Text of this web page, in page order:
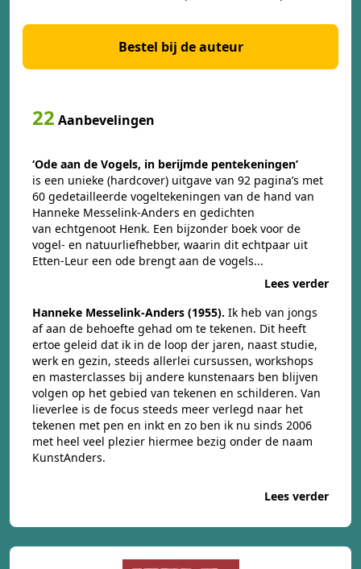
Bestel bij de auteur
22 Aanbevelingen
‘Ode aan de Vogels, in berijmde pentekeningen’
is een unieke (hardcover) uitgave van 92 pagina’s met
60 gedetailleerde vogeltekeningen van de hand van
Hanneke Messelink-Anders en gedichten
van echtgenoot Henk. Een bijzonder boek voor de
vogel- en natuurliefhebber, waarin dit echtpaar uit
Etten-Leur een ode brengt aan de vogels...
Lees verder
Hanneke Messelink-Anders (1955). Ik heb van jongs
af aan de behoefte gehad om te tekenen. Dit heeft
ertoe geleid dat ik in de loop der jaren, naast studie,
werk en gezin, steeds allerlei cursussen, workshops
en masterclasses bij andere kunstenaars ben blijven
volgen op het gebied van tekenen en schilderen. Van
lieverlee is de focus steeds meer verlegd naar het
tekenen met pen en inkt en zo ben ik nu sinds 2006
met heel veel plezier hiermee bezig onder de naam
KunstAnders.
Lees verder